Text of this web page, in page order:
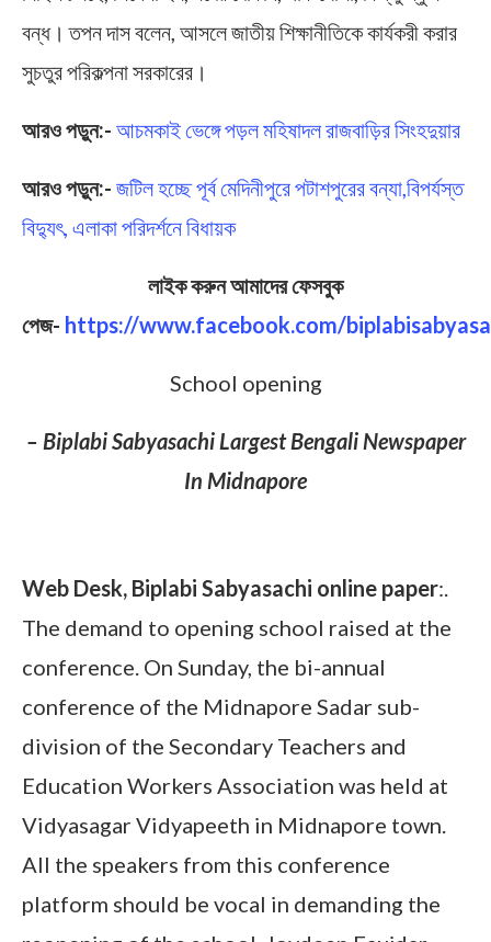
বন্ধ। তপন দাস বলেন, আসলে জাতীয় শিক্ষানীতিকে কার্যকরী করার
সুচতুর পরিকল্পনা সরকারের।
আরও পড়ুন:- আচমকাই ভেঙ্গে পড়ল মহিষাদল রাজবাড়ির সিংহদুয়ার
আরও পড়ুন:- জটিল হচ্ছে পূর্ব মেদিনীপুরে পটাশপুরের বন্যা,বিপর্যস্ত
বিদ্যুৎ, এলাকা পরিদর্শনে বিধায়ক
লাইক করুন আমাদের ফেসবুক
পেজ- https://www.facebook.com/
School opening
– Biplabi Sabyasachi Largest Bengali Newspaper
In Midnapore
Web Desk, Biplabi Sabyasachi online paper:.
The demand to opening school raised at the
conference. On Sunday, the bi-annual
conference of the Midnapore Sadar sub-
division of the Secondary Teachers and
Education Workers Association was held at
Vidyasagar Vidyapeeth in Midnapore town.
All the speakers from this conference
platform should be vocal in demanding the